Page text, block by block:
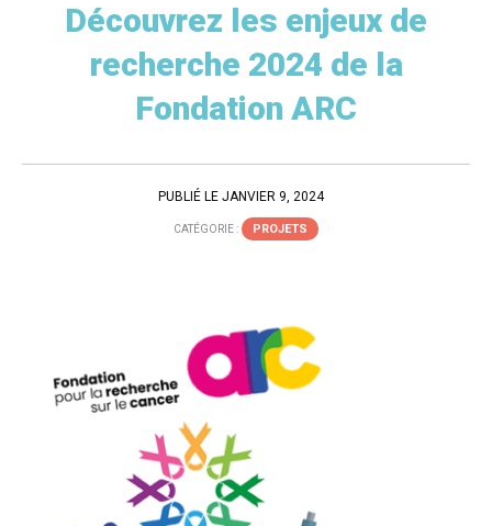
Découvrez les enjeux de
recherche 2024 de la
Fondation ARC
PUBLIÉ LE JANVIER 9, 2024
CATÉGORIE : PROJETS